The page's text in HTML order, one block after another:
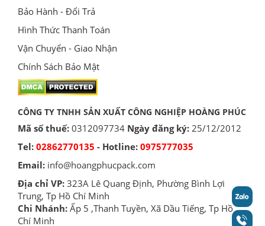
Bảo Hành - Đổi Trả
Hình Thức Thanh Toán
Vận Chuyển - Giao Nhận
Chính Sách Bảo Mật
CÔNG TY TNHH SẢN XUẤT CÔNG NGHIỆP HOÀNG PHÚC
Mã số thuế: 0312097734 Ngày đăng ký: 25/12/2012
Tel: 02862770135 - Hotline: 0975777035
Email: info@hoangphucpack.com
Địa chỉ VP: 323A Lê Quang Định, Phường Bình Lợi
Trung, Tp Hồ Chí Minh
Chi Nhánh: Ấp 5 ,Thanh Tuyền, Xã Dầu Tiếng, Tp Hồ
Chí Minh